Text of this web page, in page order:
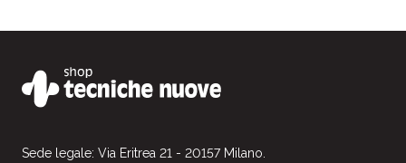
Sede legale: Via Eritrea 21 - 20157 Milano.